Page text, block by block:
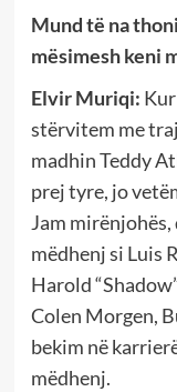
Mund të na
mësimesh keni
Elvir Muriqi:
stërvitem me
madhin Teddy
prej tyre, jo
Jam
mëdhenj si Luis
Harold
Colen Morgen,
bekim në
mëdhenj.